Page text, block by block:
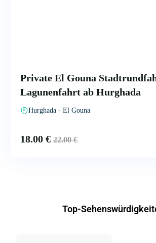
Private El Gouna
Lagunenfahrt ab Hurghada
Hurghada - El Gouna
18.00 € 22.00€
Top-